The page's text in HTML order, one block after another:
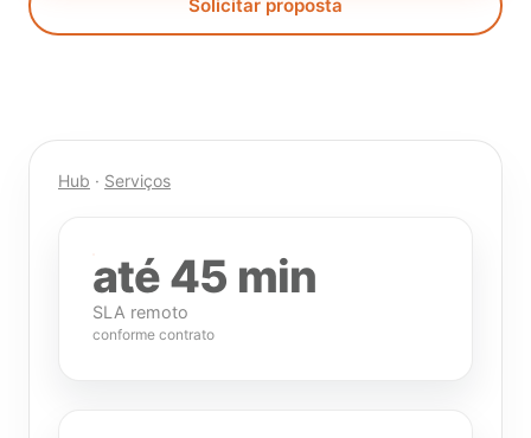
Solicitar proposta
Hub · Serviços
até 45 min
SLA remoto
conforme contrato